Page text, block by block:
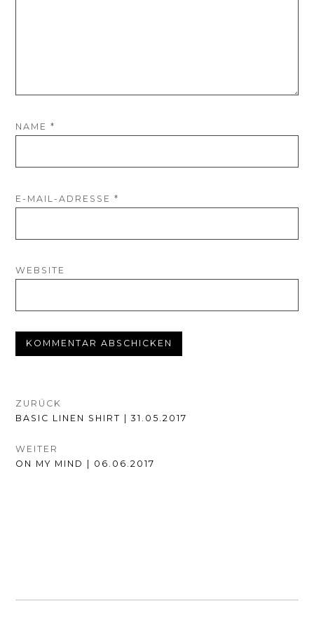
NAME*
E-MAIL-ADRESSE*
WEBSITE
BEITRAGSNAVIGATION
ZURÜCK
VORHERIGER
BASIC LINEN SHIRT | 31.05.2017
WEITER
NÄCHSTER
ON MY MIND | 06.06.2017